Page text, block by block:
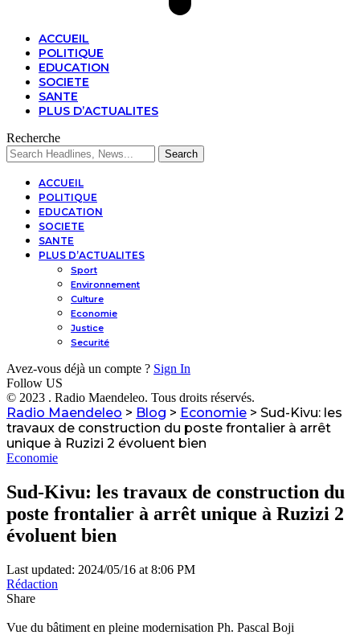
ACCUEIL
POLITIQUE
EDUCATION
SOCIETE
SANTE
PLUS D’ACTUALITES
Recherche
ACCUEIL
POLITIQUE
EDUCATION
SOCIETE
SANTE
PLUS D’ACTUALITES
Sport
Environnement
Culture
Economie
Justice
Securité
Avez-vous déjà un compte ? Sign In
Follow US
© 2023 . Radio Maendeleo. Tous droits réservés.
Radio Maendeleo > Blog > Economie > Sud-Kivu: les
travaux de construction du poste frontalier à arrêt
unique à Ruzizi 2 évoluent bien
Economie
Sud-Kivu: les travaux de construction du
poste frontalier à arrêt unique à Ruzizi 2
évoluent bien
Last updated: 2024/05/16 at 8:06 PM
Rédaction
Share
Vue du bâtiment en pleine modernisation Ph. Pascal Boji